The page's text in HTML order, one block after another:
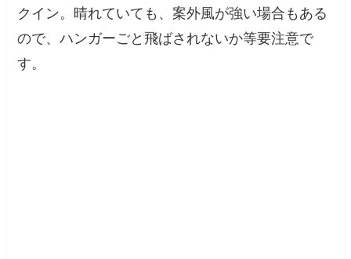
クイン。晴れていても、案外風が強い場合もある
ので、ハンガーごと飛ばされないか等要注意で
す。